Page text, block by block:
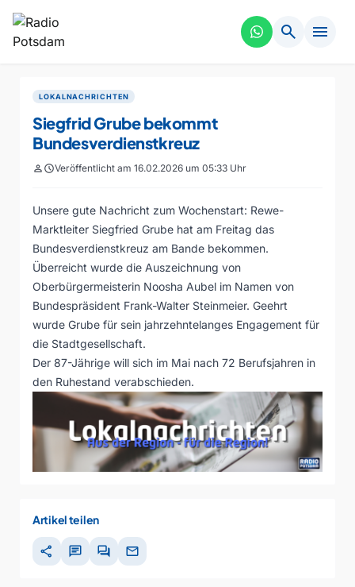
search menu
LOKALNACHRICHTEN
Siegfrid Grube bekommt
Bundesverdienstkreuz
personscheduleVeröffentlicht am 16.02.2026 um 05:33 Uhr
Unsere gute Nachricht zum Wochenstart: Rewe-
Marktleiter Siegfried Grube hat am Freitag das
Bundesverdienstkreuz am Bande bekommen.
Überreicht wurde die Auszeichnung von
Oberbürgermeisterin Noosha Aubel im Namen von
Bundespräsident Frank-Walter Steinmeier. Geehrt
wurde Grube für sein jahrzehntelanges Engagement für
die Stadtgesellschaft.
Der 87-Jährige will sich im Mai nach 72 Berufsjahren in
den Ruhestand verabschieden.
Artikel teilen
share chat forum mail